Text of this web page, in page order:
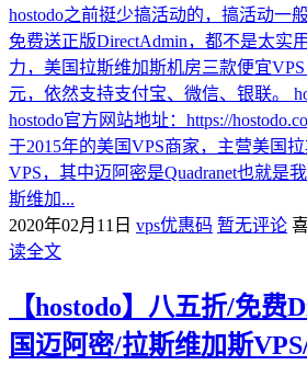
hostodo之前挺少搞活动的，搞活动一
免费送正版DirectAdmin，都不是太实
力，美国拉斯维加斯机房三款便宜
元，依然支持支付宝、微信、银联。
hostodo官方网站地址：https://
于2015年的美国VPS商家，主营美国
VPS，其中迈阿密是Quadranet也就是
斯维加...
2020年02月11日 vps优惠码 暂无评论
读全文
【hostodo】八五折/免
国迈阿密/拉斯维加斯